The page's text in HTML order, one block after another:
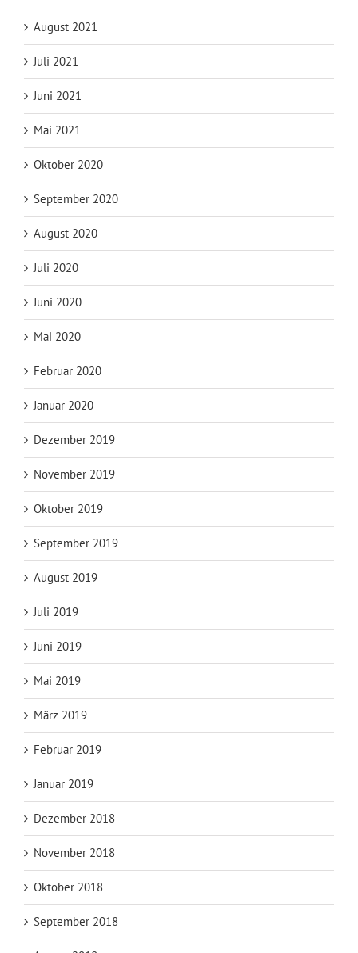
August 2021
Juli 2021
Juni 2021
Mai 2021
Oktober 2020
September 2020
August 2020
Juli 2020
Juni 2020
Mai 2020
Februar 2020
Januar 2020
Dezember 2019
November 2019
Oktober 2019
September 2019
August 2019
Juli 2019
Juni 2019
Mai 2019
März 2019
Februar 2019
Januar 2019
Dezember 2018
November 2018
Oktober 2018
September 2018